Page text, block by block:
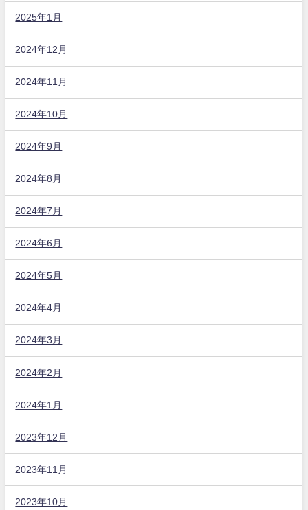
2025年1月
2024年12月
2024年11月
2024年10月
2024年9月
2024年8月
2024年7月
2024年6月
2024年5月
2024年4月
2024年3月
2024年2月
2024年1月
2023年12月
2023年11月
2023年10月